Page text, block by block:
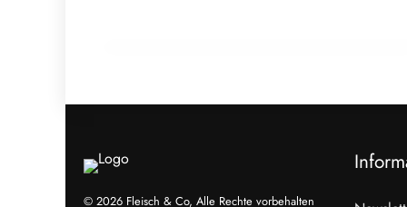
© 2026 Fleisch & Co, Alle Rechte vorbehalten